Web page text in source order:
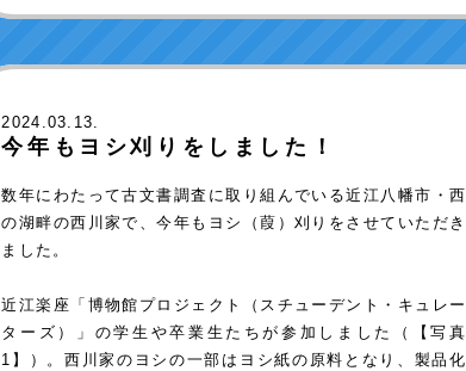
2024 .03.13.
今年もヨシ刈りをしました！
数年にわたって古文書調査に取り組んでいる近江八幡市・西
の湖畔の西川家で、今年もヨシ（葭）刈りをさせていただき
ました。
近江楽座「 博物館プロジェクト
（スチューデント・キュレー
ターズ）」の学生や卒業生たちが参加しました（【写真
1】）。西川家のヨシの一部はヨシ紙の原料となり、製品化